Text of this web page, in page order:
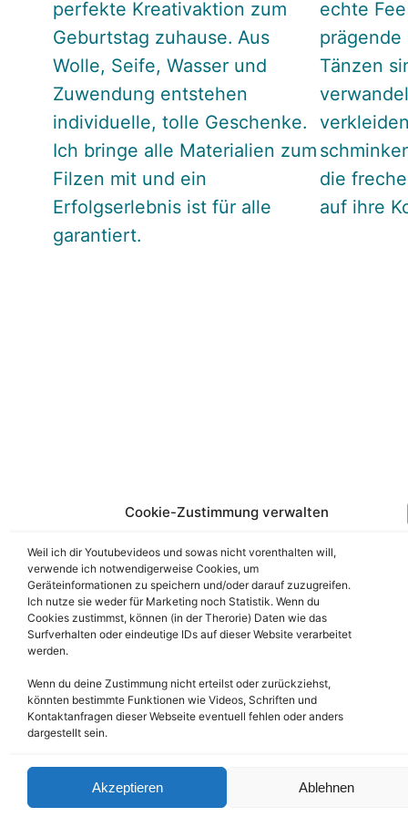
Cookie-Zustimmung verwalten
Weil ich dir Youtubevideos und sowas nicht vorenthalten will,
verwende ich notwendigerweise Cookies, um
Geräteinformationen zu speichern und/oder darauf zuzugreifen.
Ich nutze sie weder für Marketing noch Statistik. Wenn du
Cookies zustimmst, können (in der Therorie) Daten wie das
Surfverhalten oder eindeutige IDs auf dieser Website verarbeitet
werden.
Wenn du deine Zustimmung nicht erteilst oder zurückziehst,
könnten bestimmte Funktionen wie Videos, Schriften und
Kontaktanfragen dieser Webseite eventuell fehlen oder anders
dargestellt sein.
Akzeptieren Ablehnen
perfekte Kreativaktion zum
Geburtstag zuhause. Aus
Wolle, Seife, Wasser und
Zuwendung entstehen
individuelle, tolle Geschenke.
Ich bringe alle Materialien zum
Filzen mit und ein
Erfolgserlebnis ist für alle
garantiert.
echte
prägende
Tänzen
die
auf ihre
KidsEffekt – Dein Partner für
Alle meine eigenen